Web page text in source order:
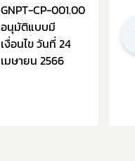
GNPT-CP-001.00
อนุมัติแบบมี
เงื่อนไข วันที่ 24
เมษายน 2566